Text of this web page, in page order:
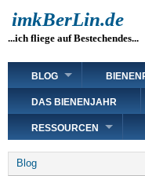
zum
Inhalt
imkBerLin.de
...ich fliege auf Bestechendes...
Main
navigation
BLOG
DAS BIENENJAHR
RESSOURCEN
Breadcrumb
Blog